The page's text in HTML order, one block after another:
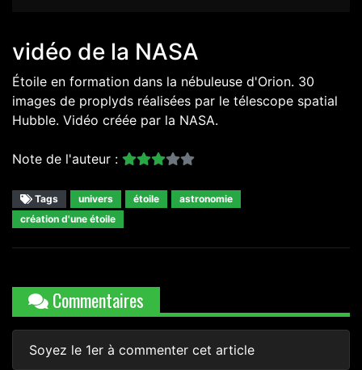
vidéo de la NASA
Étoile en formation dans la nébuleuse d'Orion. 30
images de proplyds réalisées par le télescope spatial
Hubble. Vidéo créée par la NASA.
Note de l'auteur :
Tags univers étoile
astronomie
création d'une étoile
Commentaires
Soyez le 1er à commenter cet article